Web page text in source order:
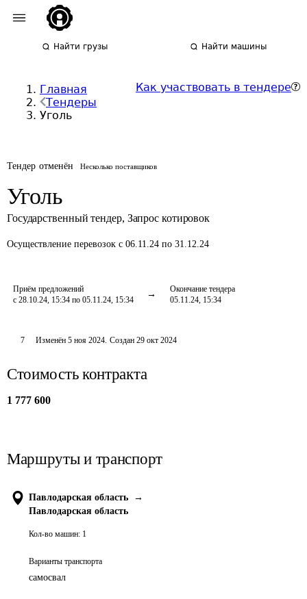
Найти грузы Найти машины
Главная
Тендеры
Уголь
Как участвовать в тендере
Тендер отменён Несколько поставщиков
Уголь
Государственный тендер, Запрос котировок
Осуществление перевозок с 06.11.24 по 31.12.24
Приём предложений
с 28.10.24, 15:34 по 05.11.24, 15:34
Окончание тендера
05.11.24, 15:34
7 Изменён 5 ноя 2024. Создан 29 окт 2024
Стоимость контракта
1 777 600
Маршруты и транспорт
Павлодарская область
→
Павлодарская область
Кол-во машин: 1
Варианты транспорта
самосвал